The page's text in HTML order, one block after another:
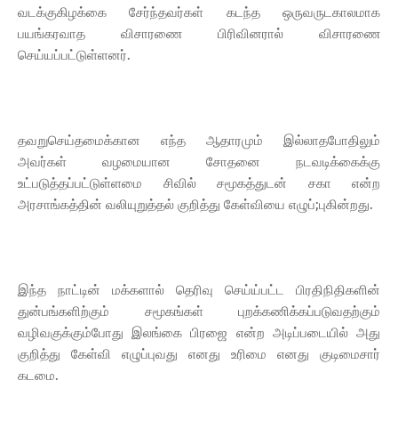
வடக்குகிழக்கை சேர்ந்தவர்கள் கடந்த ஒருவருடகாலமாக
பயங்கரவாத விசாரணை பிரிவினரால் விசாரணை
செய்யப்பட்டுள்ளனர்.
தவறுசெய்தமைக்கான எந்த ஆதாரமும் இல்லாதபோதிலும்
அவர்கள் வழமையான சோதனை நடவடிக்கைக்கு
உட்படுத்தப்பட்டுள்ளமை சிவில் சமூகத்துடன் சகா என்ற
அரசாங்கத்தின் வலியுறுத்தல் குறித்து கேள்வியை எழுப்;புகின்றது.
இந்த நாட்டின் மக்களால் தெரிவு செய்ய்பட்ட பிரதிநிதிகளின்
துன்பங்களிற்கும் சமூகங்கள் புறக்கணிக்கப்படுவதற்கும்
வழிவகுக்கும்போது இலங்கை பிரஜை என்ற அடிப்படையில் அது
குறித்து கேள்வி எழுப்புவது எனது உரிமை எனது குடிமைசார்
கடமை.